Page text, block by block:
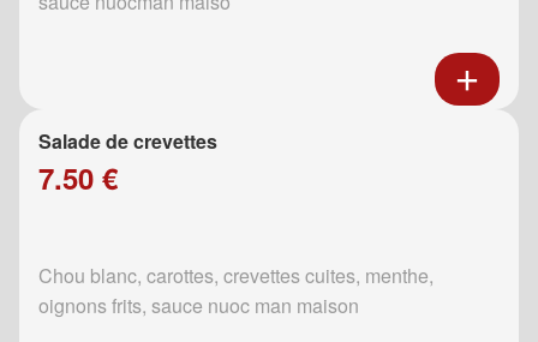
Salade de crevettes
7.50 €
Chou blanc, carottes, crevettes cuites, menthe,
oignons frits, sauce nuoc man maison